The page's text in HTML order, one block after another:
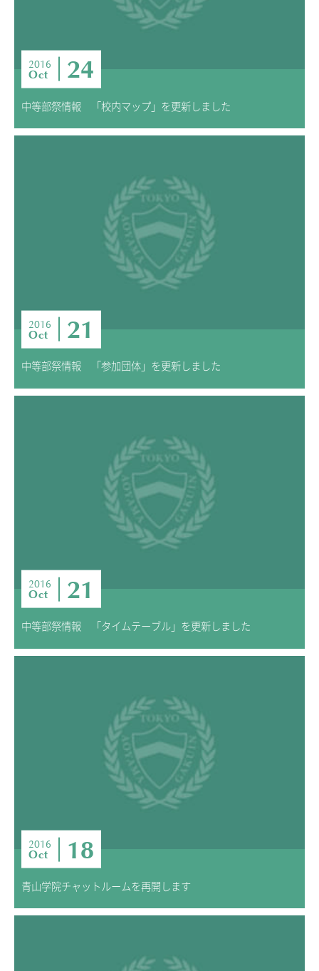
2016
Oct 24
中等部祭情報 「校内マップ」を更新しました
2016
Oct 21
中等部祭情報 「参加団体」を更新しました
2016
Oct 21
中等部祭情報 「タイムテーブル」を更新しました
2016
Oct 18
青山学院チャットルームを再開します